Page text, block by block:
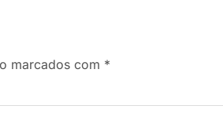
marcados com *